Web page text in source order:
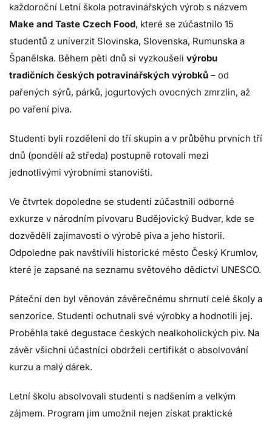
každoroční Letní škola potravinářských výrob s názvem
Make and Taste Czech Food, které se zúčastnilo 15
studentů z univerzit Slovinska, Slovenska, Rumunska a
Španělska. Během pěti dnů si vyzkoušeli výrobu
tradičních českých potravinářských výrobků – od
pařených sýrů, párků, jogurtových ovocných zmrzlin, až
po vaření piva.
Studenti byli rozděleni do tří skupin a v průběhu prvních tří
dnů (pondělí až středa) postupně rotovali mezi
jednotlivými výrobními stanovišti.
Ve čtvrtek dopoledne se studenti zúčastnili odborné
exkurze v národním pivovaru Budějovický Budvar, kde se
dozvěděli zajímavosti o výrobě piva a jeho historii.
Odpoledne pak navštívili historické město Český Krumlov,
které je zapsané na seznamu světového dědictví UNESCO.
Páteční den byl věnován závěrečnému shrnutí celé školy a
senzorice. Studenti ochutnali své výrobky a hodnotili jej.
Proběhla také degustace českých nealkoholických piv. Na
závěr všichni účastníci obdrželi certifikát o absolvování
kurzu a malý dárek.
Letní školu absolvovali studenti s nadšením a velkým
zájmem. Program jim umožnil nejen získat praktické